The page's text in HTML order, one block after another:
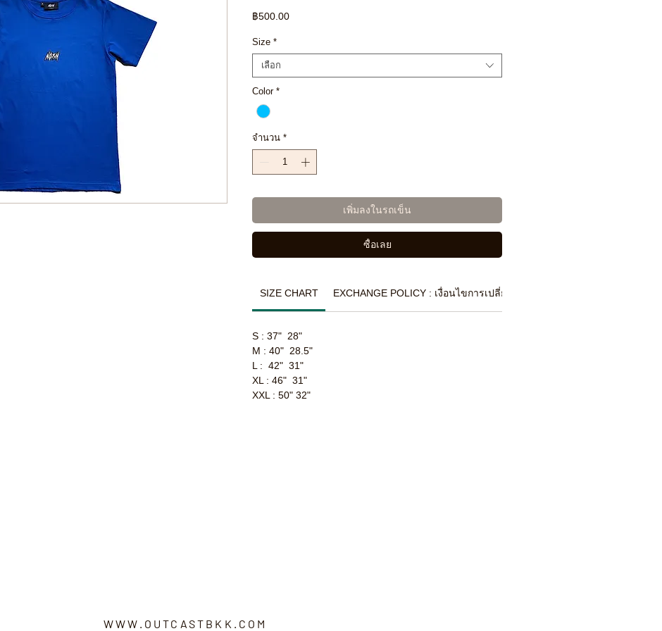
฿500.00ราคา
Size *
เลือก
Color *
จำนวน *
เพิ่มลงในรถเข็น
ซื้อเลย
SIZE CHART EXCHANGE POLICY : เงื่อนไขการเปลี่ยนสินค้า
S : 37" 28"
M : 40" 28.5"
L : 42" 31"
XL : 46" 31"
XXL : 50" 32"
WWW.OUTCASTBKK.COM